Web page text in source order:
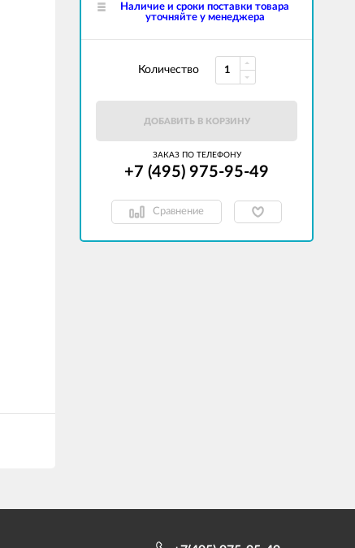
Наличие и сроки поставки товара
уточняйте у менеджера
Количество
ДОБАВИТЬ В КОРЗИНУ
ЗАКАЗ ПО ТЕЛЕФОНУ
+7 (495) 975-95-49
Сравнение